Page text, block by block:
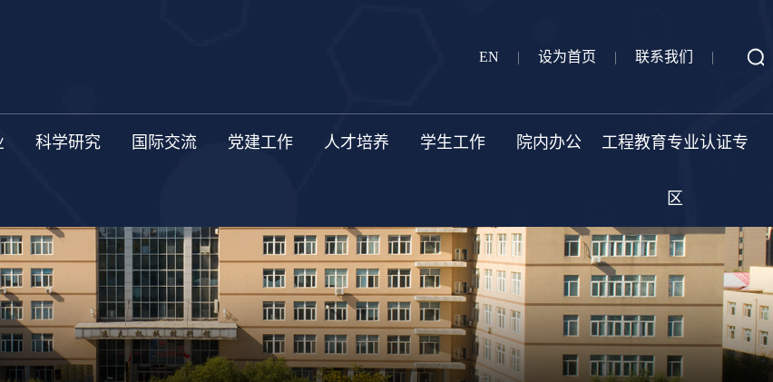
EN | 设为首页 | 联系我们 |
科学研究 国际交流 党建工作 人才培养 学生工作 院内办公 工程教育专业认证专
区